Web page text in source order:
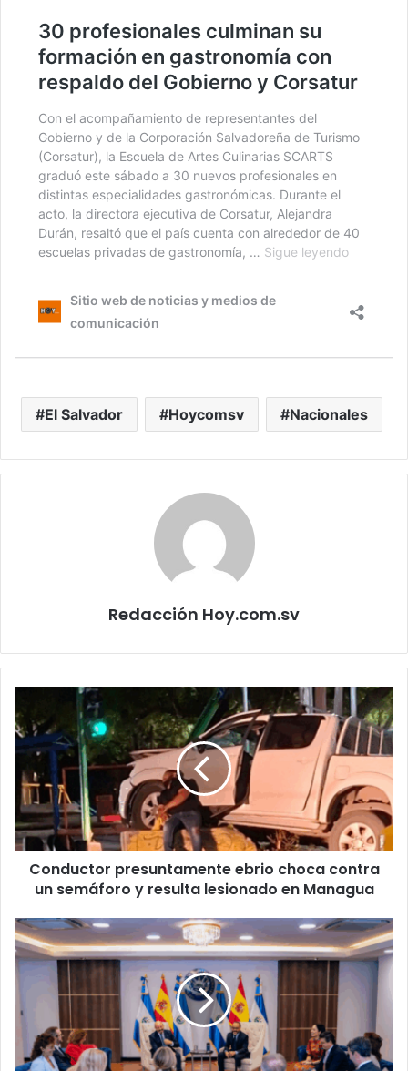
El Salvador Hoycomsv Nacionales
Redacción Hoy.com.sv
presuntamente
ebrio
choca
contra
un
semáforo
y
resulta
lesionado
Conductor presuntamente ebrio choca contra
un semáforo y resulta lesionado en Managua
Asamblea
Legislativa
fortalece
relaciones
Senado
de